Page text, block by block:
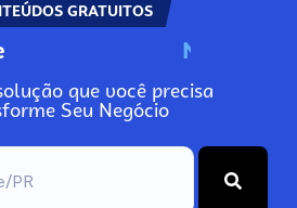
GRATUITOS
N
que você precisa
Seu Negócio